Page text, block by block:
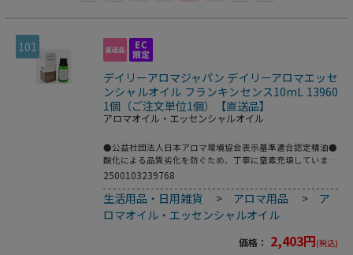
101
デイリーアロマジャパン デイリーアロマエッセ
ンシャルオイル フランキンセンス10mL 13960
1個（ご注文単位1個）【直送品】
アロマオイル・エッセンシャルオイル
●公益社団法人日本アロマ環境協会表示基準適合認定精油●
酸化による品質劣化を防ぐため、丁寧に窒素充填していま
す。●量：10mL●成分：エッセンシャルオイル(精油)●香
の香り。別名オリバナム、乳香(ニュウコウ)。●学名：
BoswelliacarteriiBirdw●科名：カンラン科●原産国：ソマ
リア●抽出方法：樹脂水蒸気蒸留法●香り：バランス系●ノ
ート：ミドル～ベース●こちらの商品は事業者様向け商品で
す。●こちらの商品は取寄せ商品となり納期が長期間かかる
2500103239768
生活用品・日用雑貨 > アロマ用品 > ア
ロマオイル・エッセンシャルオイル
価格： 2,403円(税込)